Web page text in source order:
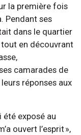
la première fois
Pendant ses
dans le quartier
tout en découvrant
camarades de
réponses aux
été exposé au
ouvert l’esprit »,